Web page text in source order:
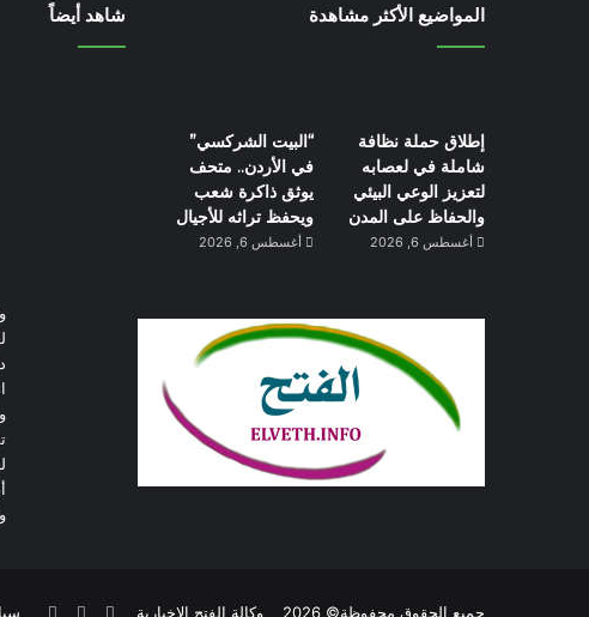
المواضيع الأكثر مشاهدة
إطلاق حملة نظافة
شاملة في لعصابه
لتعزيز الوعي البيئي
والحفاظ على المدن
أغسطس 6, 2026
“البيت الشركسي”
في الأردن.. متحف
يوثق ذاكرة شعب
ويحفظ تراثه للأجيال
أغسطس 6, 2026
شاهد أيضاً
جميع الحقوق محفوظة© 2026 وكالة الفتح الإخبارية فيسبوك
تويتر يوتيوب